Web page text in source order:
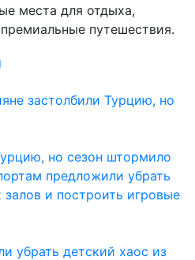
места для отдыха,
путешествия.
но сезон штормило
убрать детский хаос из